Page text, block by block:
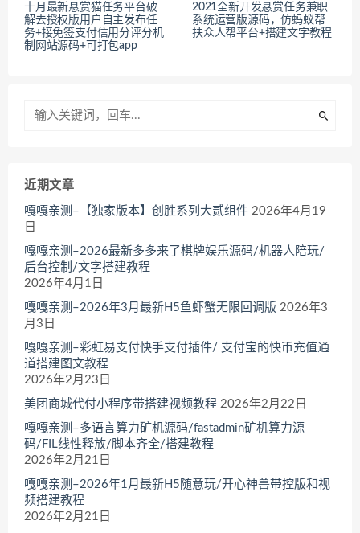
十月最新悬赏猫任务平台破
解去授权版用户自主发布任
务+接免签支付信用分评分机
制网站源码+可打包app
2021全新开发悬赏任务兼职
系统运营版源码，仿蚂蚁帮
扶众人帮平台+搭建文字教程
近期文章
嘎嘎亲测–【独家版本】创胜系列大贰组件 2026年4月19
日
嘎嘎亲测–2026最新多多来了棋牌娱乐源码/机器人陪玩/
后台控制/文字搭建教程
2026年4月1日
嘎嘎亲测–2026年3月最新H5鱼虾蟹无限回调版 2026年3
月3日
嘎嘎亲测–彩虹易支付快手支付插件/ 支付宝的快币充值通
道搭建图文教程
2026年2月23日
美团商城代付小程序带搭建视频教程 2026年2月22日
嘎嘎亲测–多语言算力矿机源码/fastadmin矿机算力源
码/FIL线性释放/脚本齐全/搭建教程
2026年2月21日
嘎嘎亲测–2026年1月最新H5随意玩/开心神兽带控版和视
频搭建教程
2026年2月21日